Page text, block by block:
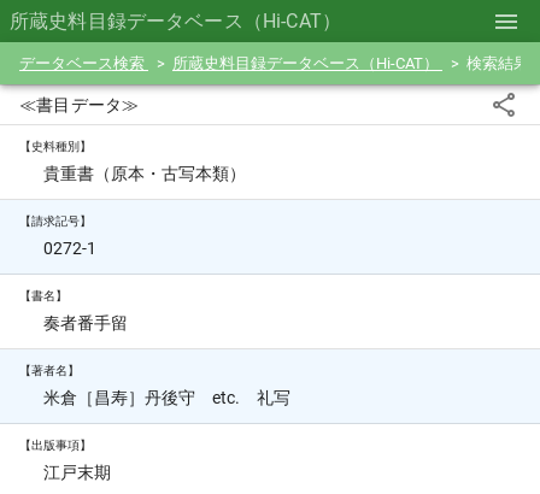
所蔵史料目録データベース（Hi-CAT）
データベース検索 所蔵史料目録データベース（Hi-CAT） 検索結果
≪書目データ≫
【史料種別】
貴重書（原本・古写本類）
【請求記号】
0272-1
【書名】
奏者番手留
【著者名】
米倉［昌寿］丹後守 etc. 礼写
【出版事項】
江戸末期